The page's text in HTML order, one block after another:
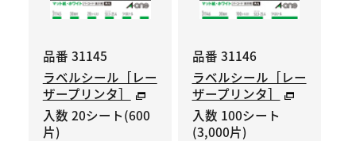
品番 31145
ラベルシール［レー
ザープリンタ］
入数 20シート(600
片)
品番 31146
ラベルシール［レー
ザープリンタ］
入数 100シート
(3,000片)